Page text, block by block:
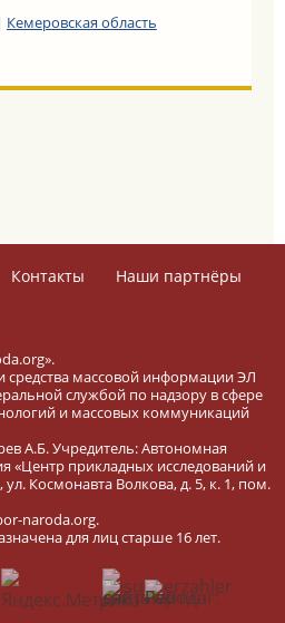
Кемеровская область
Контакты
Наши партнёры
средства массовой информации ЭЛ
службой по надзору в сфере
и массовых коммуникаций
А.Б. Учредитель: Автономная
«Центр прикладных исследований и
Космонавта Волкова, д. 5, к. 1, пом.
naroda.org.
для лиц старше 16 лет.